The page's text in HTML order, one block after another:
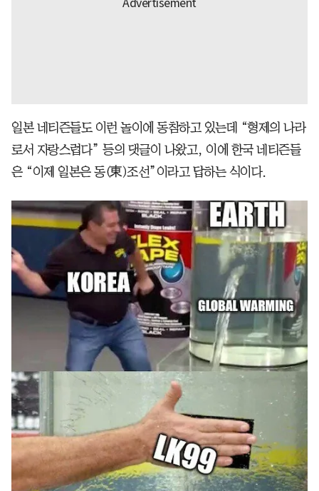
일본 네티즌들도 이런 놀이에 동참하고 있는데 “형제의 나라
로서 자랑스럽다” 등의 댓글이 나왔고, 이에 한국 네티즌들
은 “이제 일본은 동(東)조선”이라고 답하는 식이다.